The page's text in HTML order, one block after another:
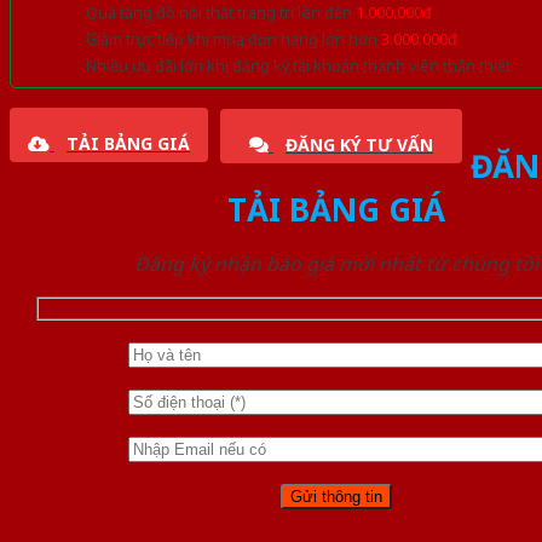
Quà tặng đồ nội thất trang trí lên đến 1.000.000đ
Giảm trực tiếp khi mua đơn hàng lớn hơn 3.000.000đ
Nhiều ưu đãi lớn khi đăng ký tài khoản thành viên thân thiết
TẢI BẢNG GIÁ ĐĂNG KÝ TƯ VẤN
TẢI BẢNG GIÁ
Đăng ký nhận báo giá mới nhất từ chúng tôi